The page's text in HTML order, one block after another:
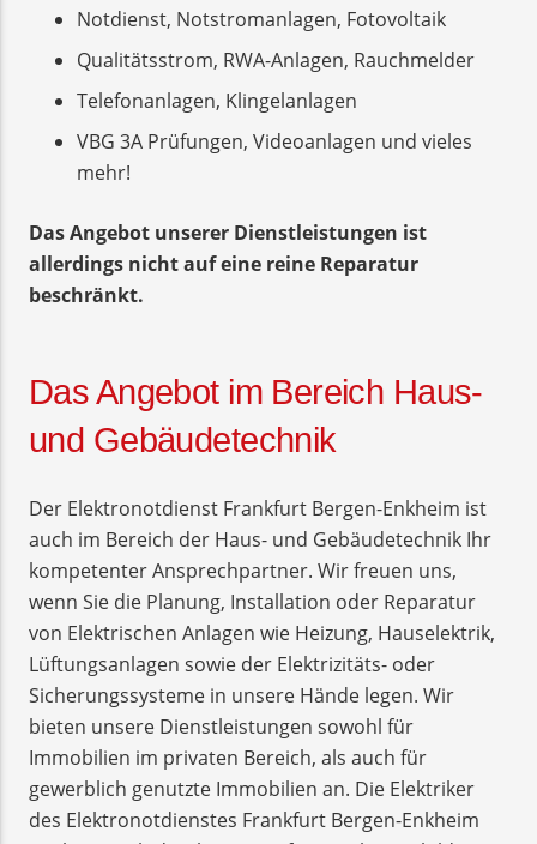
Notdienst, Notstromanlagen, Fotovoltaik
Qualitätsstrom, RWA-Anlagen, Rauchmelder
Telefonanlagen, Klingelanlagen
VBG 3A Prüfungen, Videoanlagen und vieles
mehr!
Das Angebot unserer Dienstleistungen ist
allerdings nicht auf eine reine Reparatur
beschränkt.
Das Angebot im Bereich Haus-
und Gebäudetechnik
Der Elektronotdienst Frankfurt Bergen-Enkheim ist
auch im Bereich der Haus- und Gebäudetechnik Ihr
kompetenter Ansprechpartner. Wir freuen uns,
wenn Sie die Planung, Installation oder Reparatur
von Elektrischen Anlagen wie Heizung, Hauselektrik,
Lüftungsanlagen sowie der Elektrizitäts- oder
Sicherungssysteme in unsere Hände legen. Wir
bieten unsere Dienstleistungen sowohl für
Immobilien im privaten Bereich, als auch für
gewerblich genutzte Immobilien an. Die Elektriker
des Elektronotdienstes Frankfurt Bergen-Enkheim